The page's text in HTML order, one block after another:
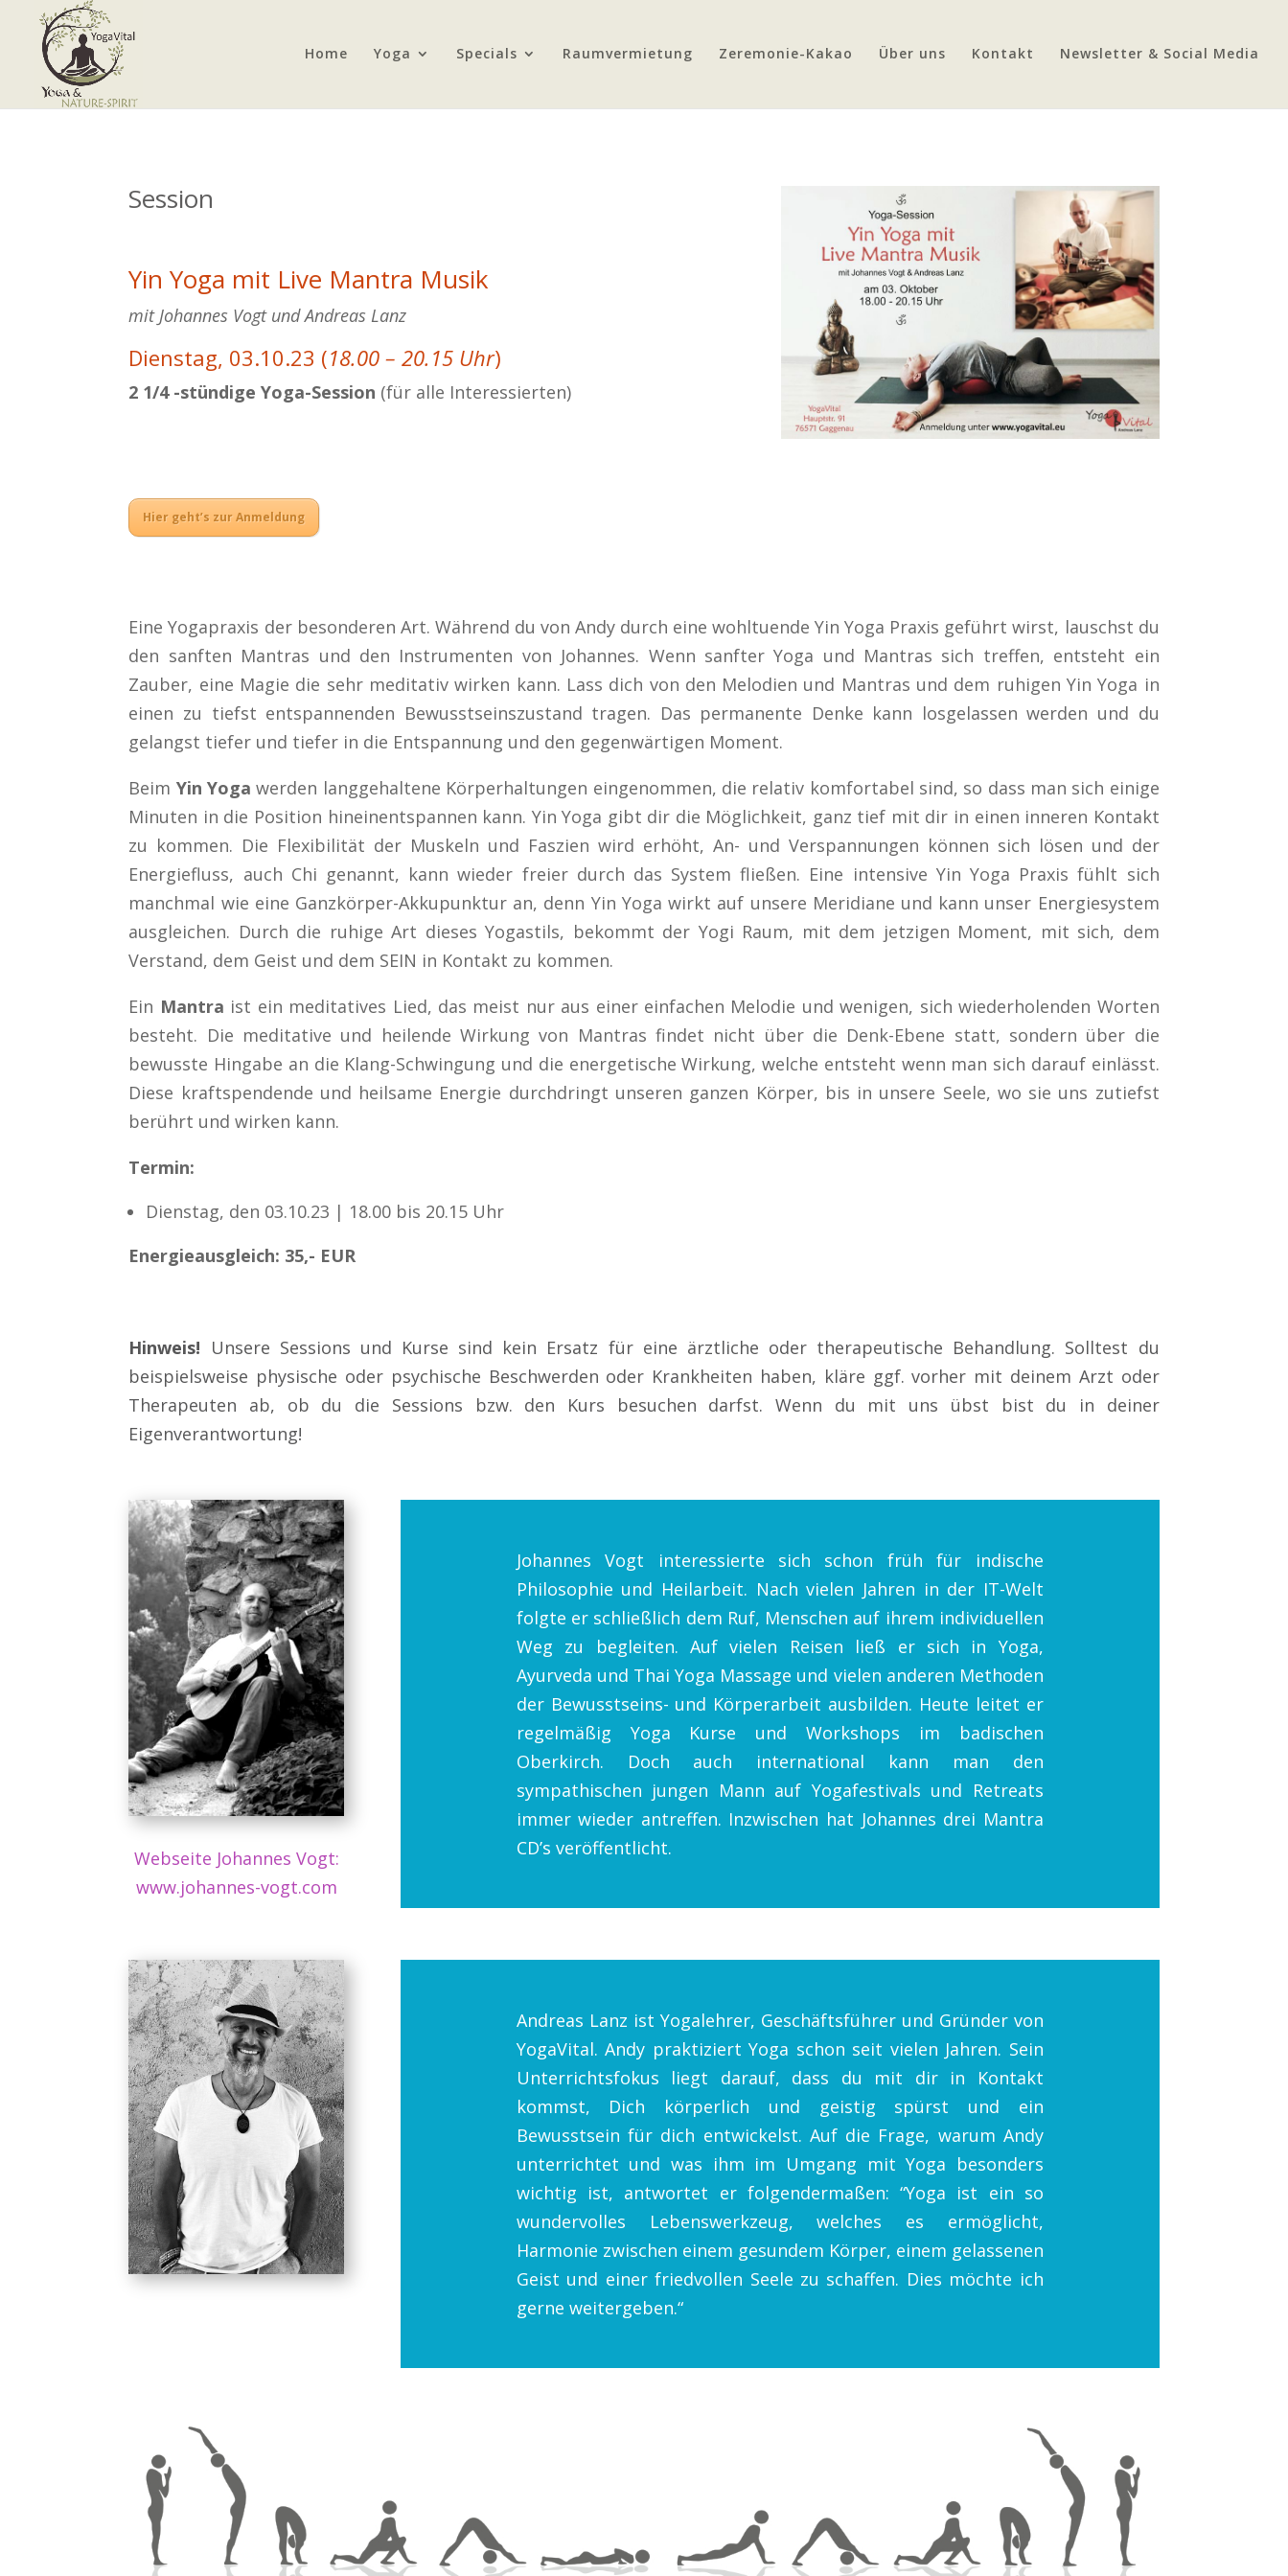
Home Yoga Specials Raumvermietung Zeremonie-Kakao Über uns Kontakt Newsletter & Social Media
Session
Yin Yoga mit Live Mantra Musik
mit Johannes Vogt und Andreas Lanz
Dienstag, 03.10.23 (18.00 – 20.15 Uhr)
2 1/4 -stündige Yoga-Session (für alle Interessierten)
Hier geht’s zur Anmeldung
Eine Yogapraxis der besonderen Art. Während du von Andy durch eine wohltuende Yin Yoga Praxis geführt wirst, lauschst du
den sanften Mantras und den Instrumenten von Johannes. Wenn sanfter Yoga und Mantras sich treffen, entsteht ein
Zauber, eine Magie die sehr meditativ wirken kann. Lass dich von den Melodien und Mantras und dem ruhigen Yin Yoga in
einen zu tiefst entspannenden Bewusstseinszustand tragen. Das permanente Denke kann losgelassen werden und du
gelangst tiefer und tiefer in die Entspannung und den gegenwärtigen Moment.
Beim Yin Yoga werden langgehaltene Körperhaltungen eingenommen, die relativ komfortabel sind, so dass man sich einige
Minuten in die Position hineinentspannen kann. Yin Yoga gibt dir die Möglichkeit, ganz tief mit dir in einen inneren Kontakt
zu kommen. Die Flexibilität der Muskeln und Faszien wird erhöht, An- und Verspannungen können sich lösen und der
Energiefluss, auch Chi genannt, kann wieder freier durch das System fließen. Eine intensive Yin Yoga Praxis fühlt sich
manchmal wie eine Ganzkörper-Akkupunktur an, denn Yin Yoga wirkt auf unsere Meridiane und kann unser Energiesystem
ausgleichen. Durch die ruhige Art dieses Yogastils, bekommt der Yogi Raum, mit dem jetzigen Moment, mit sich, dem
Verstand, dem Geist und dem SEIN in Kontakt zu kommen.
Ein Mantra ist ein meditatives Lied, das meist nur aus einer einfachen Melodie und wenigen, sich wiederholenden Worten
besteht. Die meditative und heilende Wirkung von Mantras findet nicht über die Denk-Ebene statt, sondern über die
bewusste Hingabe an die Klang-Schwingung und die energetische Wirkung, welche entsteht wenn man sich darauf einlässt.
Diese kraftspendende und heilsame Energie durchdringt unseren ganzen Körper, bis in unsere Seele, wo sie uns zutiefst
berührt und wirken kann.
Termin:
Dienstag, den 03.10.23 | 18.00 bis 20.15 Uhr
Energieausgleich: 35,- EUR
Hinweis! Unsere Sessions und Kurse sind kein Ersatz für eine ärztliche oder therapeutische Behandlung. Solltest du
beispielsweise physische oder psychische Beschwerden oder Krankheiten haben, kläre ggf. vorher mit deinem Arzt oder
Therapeuten ab, ob du die Sessions bzw. den Kurs besuchen darfst. Wenn du mit uns übst bist du in deiner
Eigenverantwortung!
Webseite Johannes Vogt:
www.johannes-vogt.com
Johannes Vogt interessierte sich schon früh für indische
Philosophie und Heilarbeit. Nach vielen Jahren in der IT-Welt
folgte er schließlich dem Ruf, Menschen auf ihrem individuellen
Weg zu begleiten. Auf vielen Reisen ließ er sich in Yoga,
Ayurveda und Thai Yoga Massage und vielen anderen Methoden
der Bewusstseins- und Körperarbeit ausbilden. Heute leitet er
regelmäßig Yoga Kurse und Workshops im badischen
Oberkirch. Doch auch international kann man den
sympathischen jungen Mann auf Yogafestivals und Retreats
immer wieder antreffen. Inzwischen hat Johannes drei Mantra
CD’s veröffentlicht.
Andreas Lanz ist Yogalehrer, Geschäftsführer und Gründer von
YogaVital. Andy praktiziert Yoga schon seit vielen Jahren. Sein
Unterrichtsfokus liegt darauf, dass du mit dir in Kontakt
kommst, Dich körperlich und geistig spürst und ein
Bewusstsein für dich entwickelst. Auf die Frage, warum Andy
unterrichtet und was ihm im Umgang mit Yoga besonders
wichtig ist, antwortet er folgendermaßen: “Yoga ist ein so
wundervolles Lebenswerkzeug, welches es ermöglicht,
Harmonie zwischen einem gesundem Körper, einem gelassenen
Geist und einer friedvollen Seele zu schaffen. Dies möchte ich
gerne weitergeben.“